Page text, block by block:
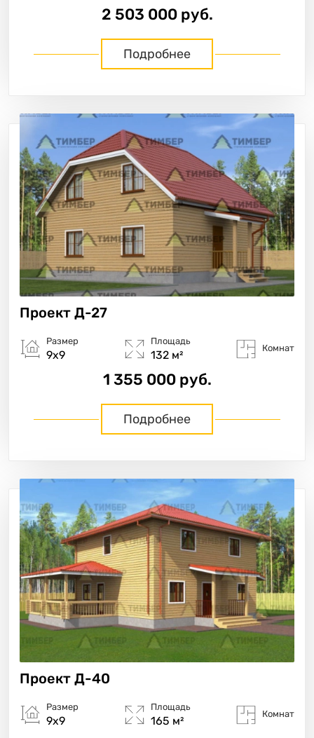
2 503 000 руб.
Подробнее
Проект Д-27
Размер
9х9
Площадь
132 м²
Комнат
1 355 000 руб.
Подробнее
Проект Д-40
Размер
9х9
Площадь
165 м²
Комнат